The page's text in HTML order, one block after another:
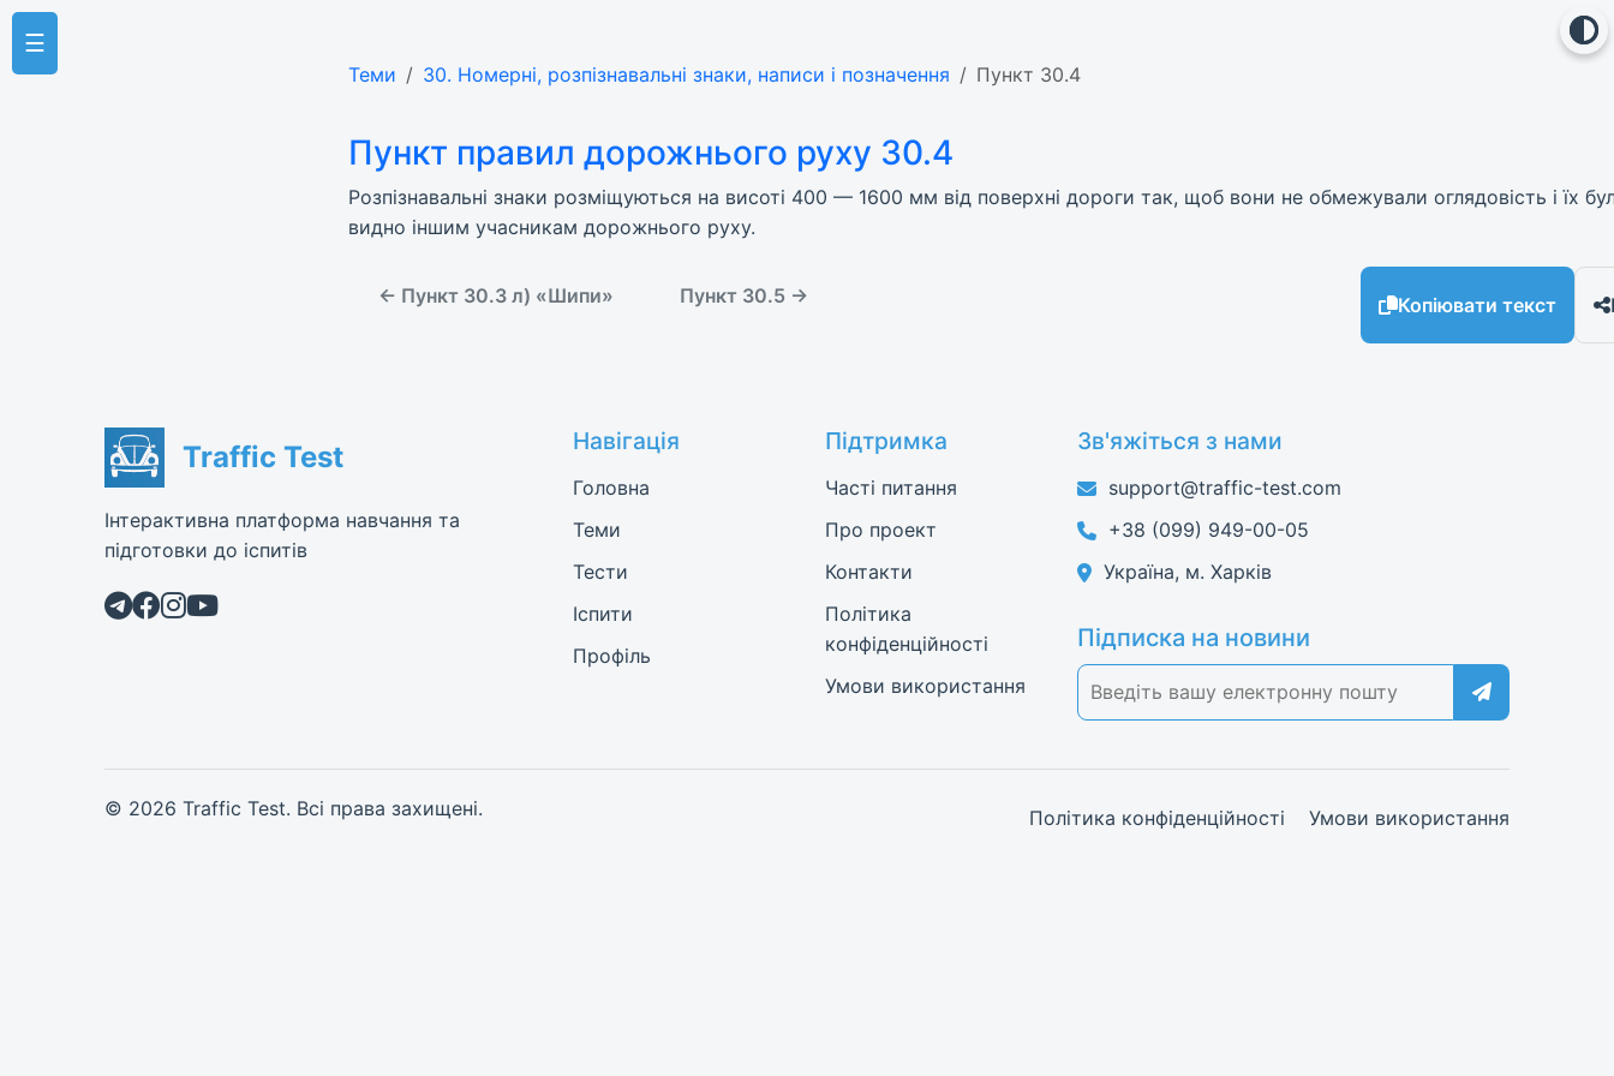
☰
Теми 30. Номерні, розпізнавальні знаки, написи і позначення Пункт 30.4
Пункт правил дорожнього руху 30.4
Розпізнавальні знаки розміщуються на висоті 400 — 1600 мм від поверхні дороги так, щоб вони не обмежували оглядовість і їх
видно іншим учасникам дорожнього руху.
← Пункт 30.3 л) «Шипи» Пункт 30.5 → Копіювати текст
Traffic Test
Інтерактивна платформа навчання та
підготовки до іспитів
Навігація
Головна
Теми
Тести
Іспити
Профіль
Підтримка
Часті питання
Про проект
Контакти
Політика
конфіденційності
Умови використання
Зв'яжіться з нами
support@traffic-test.com
+38 (099) 949-00-05
Україна, м. Харків
Підписка на новини
© 2026 Traffic Test. Всі права захищені. Політика конфіденційності Умови використання